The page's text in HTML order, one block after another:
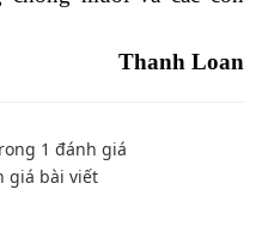
Thanh Loan
1 đánh giá
giá bài viết